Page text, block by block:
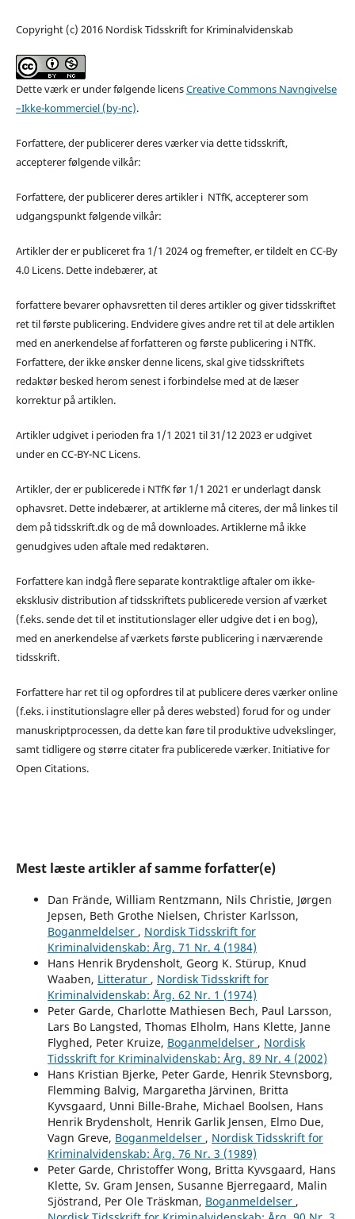
Copyright (c) 2016 Nordisk Tidsskrift for Kriminalvidenskab
Dette værk er under følgende licensCreative Commons Navngivelse
–Ikke-kommerciel (by-nc).
Forfattere, der publicerer deres værker via dette tidsskrift,
accepterer følgende vilkår:
Forfattere, der publicerer deres artikler i NTfK, accepterer som
udgangspunkt følgende vilkår:
Artikler der er publiceret fra 1/1 2024 og fremefter, er tildelt en CC-By
4.0 Licens. Dette indebærer, at
forfattere bevarer ophavsretten til deres artikler og giver tidsskriftet
ret til første publicering. Endvidere gives andre ret til at dele artiklen
med en anerkendelse af forfatteren og første publicering i NTfK.
Forfattere, der ikke ønsker denne licens, skal give tidsskriftets
redaktør besked herom senest i forbindelse med at de læser
korrektur på artiklen.
Artikler udgivet i perioden fra 1/1 2021 til 31/12 2023 er udgivet
under en CC-BY-NC Licens.
Artikler, der er publicerede i NTfK før 1/1 2021 er underlagt dansk
ophavsret. Dette indebærer, at artiklerne må citeres, der må linkes til
dem på tidsskrift.dk og de må downloades. Artiklerne må ikke
genudgives uden aftale med redaktøren.
Forfattere kan indgå flere separate kontraktlige aftaler om ikke-
eksklusiv distribution af tidsskriftets publicerede version af værket
(f.eks. sende det til et institutionslager eller udgive det i en bog),
med en anerkendelse af værkets første publicering i nærværende
tidsskrift.
Forfattere har ret til og opfordres til at publicere deres værker online
(f.eks. i institutionslagre eller på deres websted) forud for og under
manuskriptprocessen, da dette kan føre til produktive udvekslinger,
samt tidligere og større citater fra publicerede værker. Initiative for
Open Citations.
Mest læste artikler af samme forfatter(e)
Dan Frände, William Rentzmann, Nils Christie, Jørgen
Jepsen, Beth Grothe Nielsen, Christer Karlsson,
Boganmeldelser , Nordisk Tidsskrift for
Kriminalvidenskab: Årg. 71 Nr. 4 (1984)
Hans Henrik Brydensholt, Georg K. Stürup, Knud
Waaben, Litteratur , Nordisk Tidsskrift for
Kriminalvidenskab: Årg. 62 Nr. 1 (1974)
Peter Garde, Charlotte Mathiesen Bech, Paul Larsson,
Lars Bo Langsted, Thomas Elholm, Hans Klette, Janne
Flyghed, Peter Kruize, Boganmeldelser , Nordisk
Tidsskrift for Kriminalvidenskab: Årg. 89 Nr. 4 (2002)
Hans Kristian Bjerke, Peter Garde, Henrik Stevnsborg,
Flemming Balvig, Margaretha Järvinen, Britta
Kyvsgaard, Unni Bille-Brahe, Michael Boolsen, Hans
Henrik Brydensholt, Henrik Garlik Jensen, Elmo Due,
Vagn Greve, Boganmeldelser , Nordisk Tidsskrift for
Kriminalvidenskab: Årg. 76 Nr. 3 (1989)
Peter Garde, Christoffer Wong, Britta Kyvsgaard, Hans
Klette, Sv. Gram Jensen, Susanne Bjerregaard, Malin
Sjöstrand, Per Ole Träskman, Boganmeldelser ,